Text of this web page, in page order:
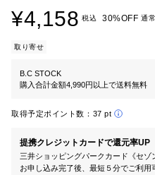
¥4,158 税込 30%OFF 通
取り寄せ
B.C STOCK
購入合計金額4,990円以上で送料無料
取得予定ポイント数： 37 pt
提携クレジットカードで還元率UP
三井ショッピングパークカード《セゾ
お申し込み完了後、最短５分でご利用